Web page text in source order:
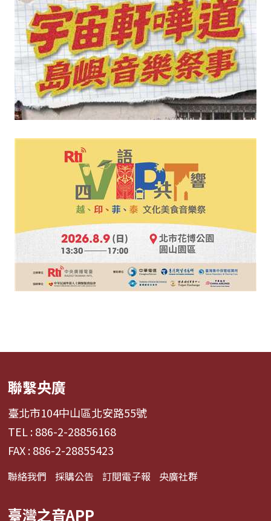
聯繫央廣
臺北市104中山區北安路55號
TEL : 886-2-28856168
FAX : 886-2-28855423
聯絡我們 採購公告 訂閱電子報 央廣社群
臺灣之音APP